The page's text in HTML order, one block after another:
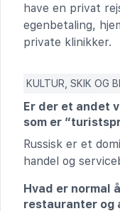
have en privat
egenbetaling,
private klinikker.
KULTUR, SKIK OG
Er der et andet
som er
Russisk er et
handel og
Hvad er normal
restauranter og